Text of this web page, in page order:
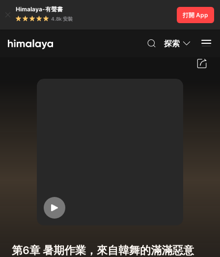
Himalaya-有聲書
4.8k 安裝
打開 App
探索
第6章 暑期作業，來自韓舞的滿滿惡意